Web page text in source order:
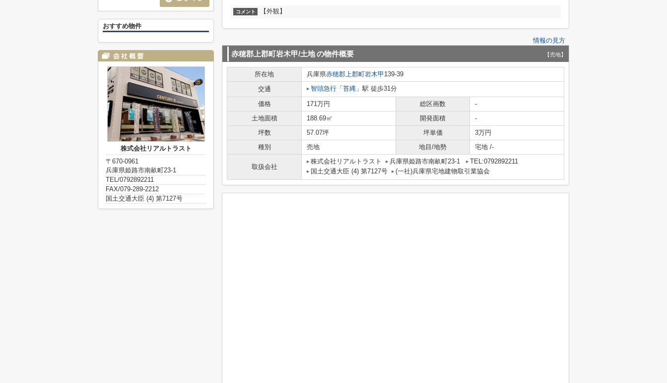
コメント 【外観】
情報の見方
赤穂郡上郡町岩木甲/土地の物件概要 【売地】
所在地 兵庫県赤穂郡上郡町岩木甲 139-39
交通
智頭急行 「 苔縄 」駅 徒歩31分
価格 171万円 総区画数
-
土地面積
188.69㎡ 開発面積
-
坪数
57.07坪 坪単価
3万円
種別
売地 地目/地勢 宅地 /-
取扱会社
株式会社リアルトラスト 兵庫県姫路市南畝町23-1
TEL:0792892211
国土交通大臣 (4) 第7127号
(一社)兵庫県宅地建物取引業協会
おすすめ物件
株式会社リアルトラスト
〒670-0961
兵庫県姫路市南畝町23-1
TEL/0792892211
FAX/079-289-2212
国土交通大臣 (4) 第7127号